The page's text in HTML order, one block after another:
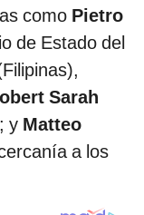
como Pietro
de Estado del
Sarah
y Matteo
a los